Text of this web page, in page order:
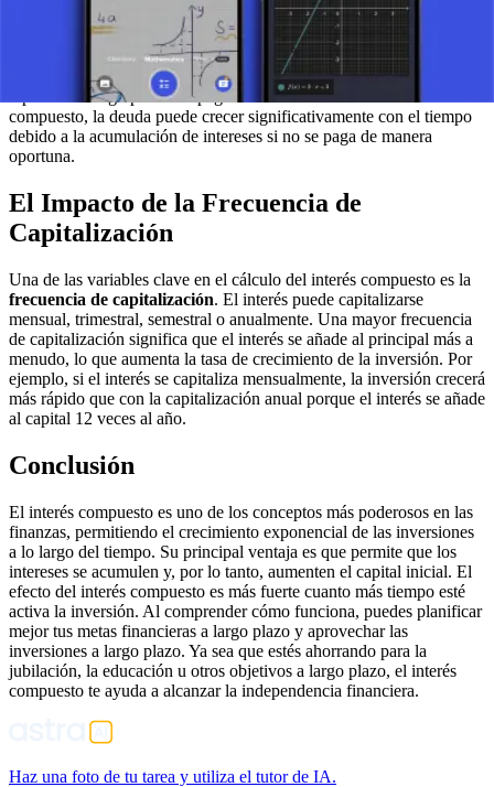
ahorros aumentan continuamente tanto por el monto inicial como
por los intereses ya ganados. De manera similar, los bonos y los
fondos mutuos utilizan el interés compuesto para aumentar los
rendimientos. Además, es importante en el cálculo de préstamos e
hipotecas a largo plazo. Al pagar una deuda basada en el interés
compuesto, la deuda puede crecer significativamente con el tiempo
debido a la acumulación de intereses si no se paga de manera
oportuna.
El Impacto de la Frecuencia de
Capitalización
Una de las variables clave en el cálculo del interés compuesto es la
frecuencia de capitalización. El interés puede capitalizarse
mensual, trimestral, semestral o anualmente. Una mayor frecuencia
de capitalización significa que el interés se añade al principal más a
menudo, lo que aumenta la tasa de crecimiento de la inversión. Por
ejemplo, si el interés se capitaliza mensualmente, la inversión crecerá
más rápido que con la capitalización anual porque el interés se añade
al capital 12 veces al año.
Conclusión
El interés compuesto es uno de los conceptos más poderosos en las
finanzas, permitiendo el crecimiento exponencial de las inversiones
a lo largo del tiempo. Su principal ventaja es que permite que los
intereses se acumulen y, por lo tanto, aumenten el capital inicial. El
efecto del interés compuesto es más fuerte cuanto más tiempo esté
activa la inversión. Al comprender cómo funciona, puedes planificar
mejor tus metas financieras a largo plazo y aprovechar las
inversiones a largo plazo. Ya sea que estés ahorrando para la
jubilación, la educación u otros objetivos a largo plazo, el interés
compuesto te ayuda a alcanzar la independencia financiera.
Haz una foto de tu tarea y utiliza el tutor de IA.